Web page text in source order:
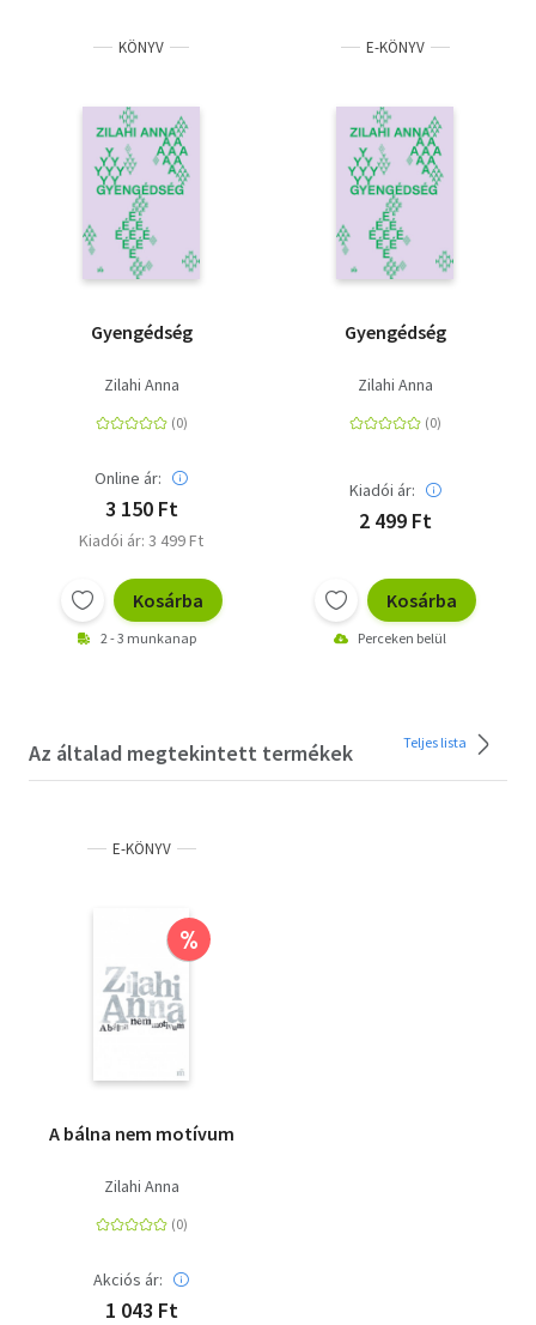
KÖNYV
Gyengédség
Zilahi Anna
Online ár:
3 150 Ft
Kiadói ár: 3 499 Ft
Kosárba
2 - 3 munkanap
E-KÖNYV
Gyengédség
Zilahi Anna
Kiadói ár:
2 499 Ft
Kosárba
Perceken belül
Az általad megtekintett termékek Teljes lista
E-KÖNYV
%
A bálna nem motívum
Zilahi Anna
Akciós ár:
1 043 Ft